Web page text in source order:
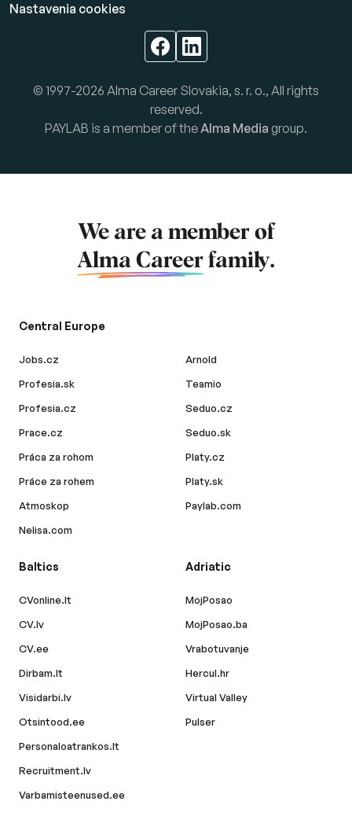
Nastavenia cookies
© 1997-2026 Alma Career Slovakia, s. r. o., All rights
reserved.
PAYLAB is a member of theAlma Media group.
We are a member of
Alma Career family.
Central Europe
Jobs.cz
Profesia.sk
Profesia.cz
Prace.cz
Práca za rohom
Práce za rohem
Atmoskop
Nelisa.com
Arnold
Teamio
Seduo.cz
Seduo.sk
Platy.cz
Platy.sk
Paylab.com
Baltics
CVonline.lt
CV.lv
CV.ee
Dirbam.lt
Visidarbi.lv
Otsintood.ee
Personaloatrankos.lt
Recruitment.lv
Varbamisteenused.ee
Adriatic
MojPosao
MojPosao.ba
Vrabotuvanje
Hercul.hr
Virtual Valley
Pulser